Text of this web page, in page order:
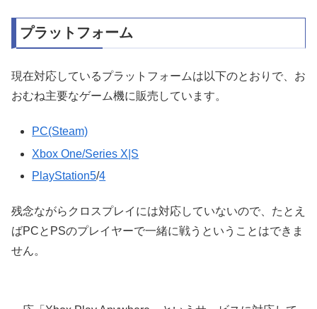
プラットフォーム
現在対応しているプラットフォームは以下のとおりで、お
おむね主要なゲーム機に販売しています。
PC(Steam)
Xbox One/Series X|S
PlayStation5/4
残念ながらクロスプレイには対応していないので、たとえ
ばPCとPSのプレイヤーで一緒に戦うということはできま
せん。